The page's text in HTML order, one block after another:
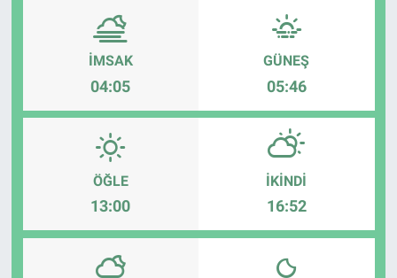
İMSAK
04:05
GÜNEŞ
05:46
ÖĞLE
13:00
İKINDI
16:52